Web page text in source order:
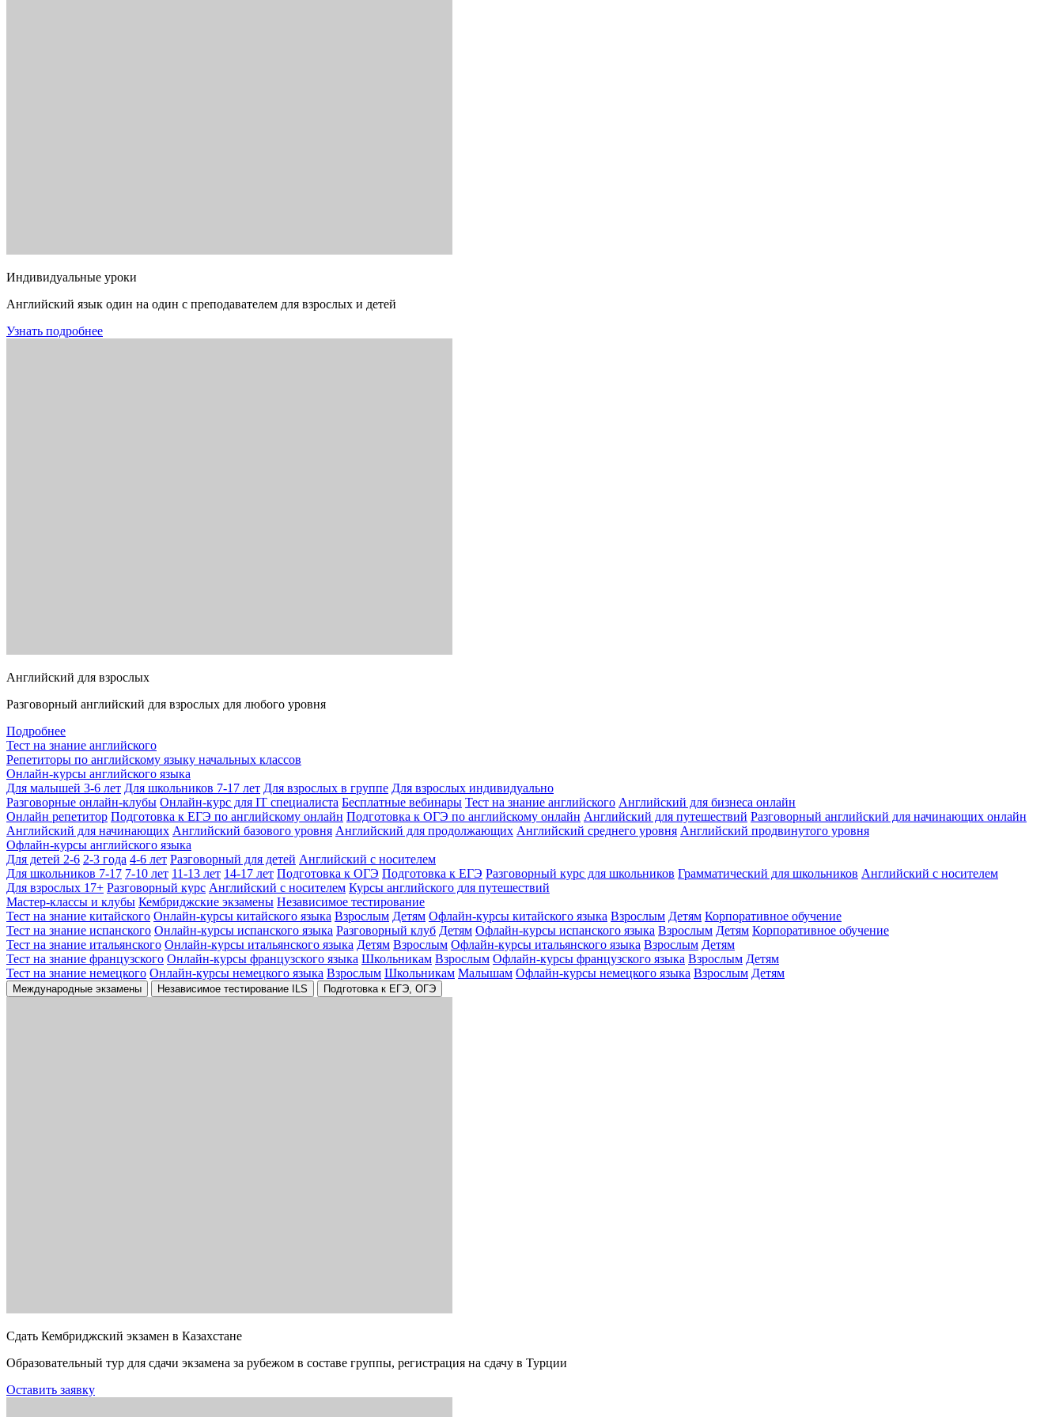
Индивидуальные уроки
Английский язык один на один с преподавателем для взрослых и детей
Узнать подробнее
Английский для взрослых
Разговорный английский для взрослых для любого уровня
Подробнее
Тест на знание английского
Репетиторы по английскому языку начальных классов
Онлайн-курсы английского языка
Для малышей 3-6 лет Для школьников 7-17 лет Для взрослых в группе Для взрослых индивидуально
Разговорные онлайн-клубы Онлайн-курс для IT специалиста Бесплатные вебинары Тест на знание английского Английский для бизнеса онлайн
Онлайн репетитор Подготовка к ЕГЭ по английскому онлайн Подготовка к ОГЭ по английскому онлайн Английский для путешествий Разговорный английский для начинающих онлайн
Английский для начинающих Английский базового уровня Английский для продолжающих Английский среднего уровня Английский продвинутого уровня
Офлайн-курсы английского языка
Для детей 2-6 2-3 года 4-6 лет Разговорный для детей Английский с носителем
Для школьников 7-17 7-10 лет 11-13 лет 14-17 лет Подготовка к ОГЭ Подготовка к ЕГЭ Разговорный курс для школьников Грамматический для школьников Английский с носителем
Для взрослых 17+ Разговорный курс Английский с носителем Курсы английского для путешествий
Мастер-классы и клубы Кембриджские экзамены Независимое тестирование
Тест на знание китайского Онлайн-курсы китайского языка Взрослым Детям Офлайн-курсы китайского языка Взрослым Детям Корпоративное обучение
Тест на знание испанского Онлайн-курсы испанского языка Разговорный клуб Детям Офлайн-курсы испанского языка Взрослым Детям Корпоративное обучение
Тест на знание итальянского Онлайн-курсы итальянского языка Детям Взрослым Офлайн-курсы итальянского языка Взрослым Детям
Тест на знание французского Онлайн-курсы французского языка Школьникам Взрослым Офлайн-курсы французского языка Взрослым Детям
Тест на знание немецкого Онлайн-курсы немецкого языка Взрослым Школьникам Малышам Офлайн-курсы немецкого языка Взрослым Детям
Международные экзамены Независимое тестирование ILS Подготовка к ЕГЭ, ОГЭ
Сдать Кембриджский экзамен в Казахстане
Образовательный тур для сдачи экзамена за рубежом в составе группы, регистрация на сдачу в Турции
Оставить заявку